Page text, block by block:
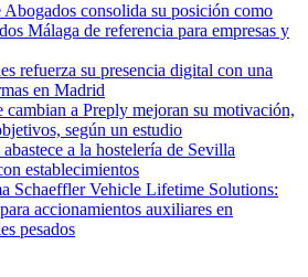
consolida su posición como
Málaga de referencia para empresas y
refuerza su presencia digital con una
en Madrid
cambian a Preply mejoran su motivación,
según un estudio
a la hostelería de Sevilla
establecimientos
Schaeffler Vehicle Lifetime Solutions:
accionamientos auxiliares en
pesados